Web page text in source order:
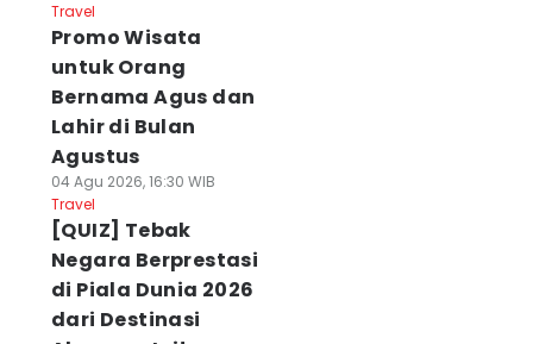
Travel
Promo Wisata
untuk Orang
Bernama Agus dan
Lahir di Bulan
Agustus
04 Agu 2026, 16:30 WIB
Travel
[QUIZ] Tebak
Negara Berprestasi
di Piala Dunia 2026
dari Destinasi